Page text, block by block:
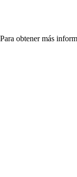
obtener más